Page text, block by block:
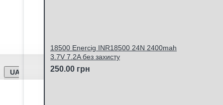
UA
18500 Enercig INR18500 24N 2400mah
3.7V 7.2A без захисту
250.00 грн